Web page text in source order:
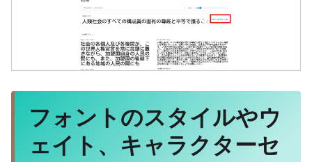
フォントのスタイルやウ
ェイト、キャラクターセ